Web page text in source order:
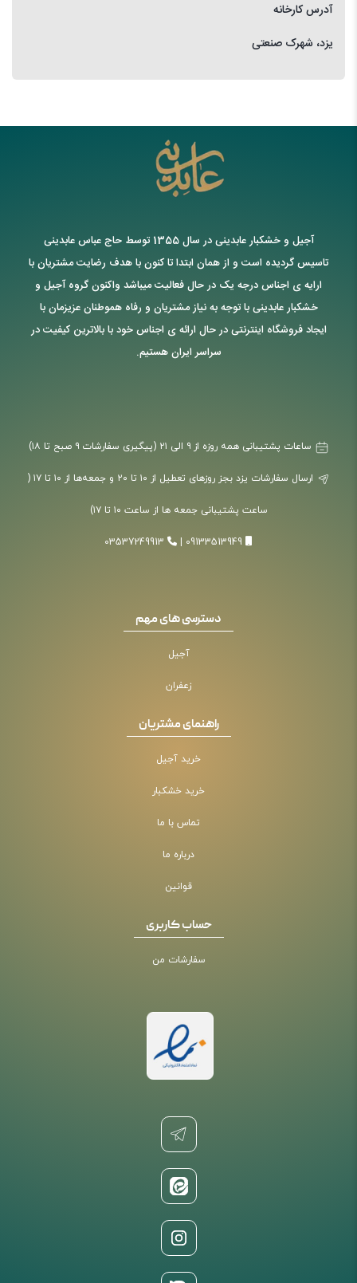
آدرس کارخانه
یزد، شهرک صنعتی
آجیل و خشکبار عابدینی در سال 1355 توسط حاج عباس عابدینی
تاسیس گردیده است و از همان ابتدا تا کنون با هدف رضایت مشتریان با
ارایه ی اجناس درجه یک در حال فعالیت میباشد واکنون گروه آجیل و
خشکبار عابدینی با توجه به نیاز مشتریان و رفاه هموطنان عزیزمان با
ایجاد فروشگاه اینترنتی در حال ارائه ی اجناس خود با بالاترین کیفیت در
سراسر ایران هستیم.
ارسال سفارشات یزد بجز روزهای تعطیل از ۱۰ تا ۲۰ و جمعه‌ها از ۱۰ تا ۱۷ (
ساعت پشتیبانی جمعه ها از ساعت ۱۰ تا ۱۷)
09133513949
03537249913
دسترسی های مهم
آجیل
زعفران
راهنمای مشتریان
خرید آجیل
خرید خشکبار
تماس با ما
درباره ما
قوانین
حساب کاربری
سفارشات من